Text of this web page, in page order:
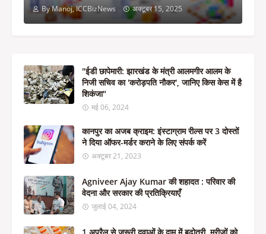
By Manoj, ICCBizNews अक्टूबर 15, 2025
"ईडी छापेमारी: झारखंड के मंत्री आलमगीर आलम के
निजी सचिव का 'करोड़पति नौकर', जानिए किस केस में है
शिकंजा"
मई 06, 2024
कानपुर का अजब क्राइम: इंस्टाग्राम रील्स पर 3 दोस्तों
ने दिया ऑफर-मर्डर कराने के लिए संपर्क करें
अक्टूबर 21, 2023
Agniveer Ajay Kumar की शहादत : परिवार की
वेदना और सरकार की प्रतिक्रियाएँ
जुलाई 04, 2024